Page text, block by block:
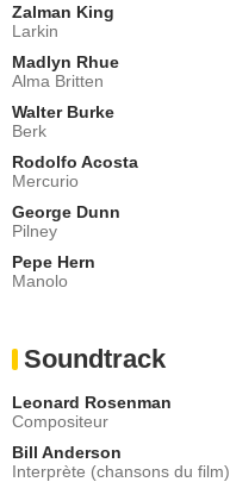
Zalman King
Larkin
Madlyn Rhue
Alma Britten
Walter Burke
Berk
Rodolfo Acosta
Mercurio
George Dunn
Pilney
Pepe Hern
Manolo
Soundtrack
Leonard Rosenman
Compositeur
Bill Anderson
Interprète (chansons du film)